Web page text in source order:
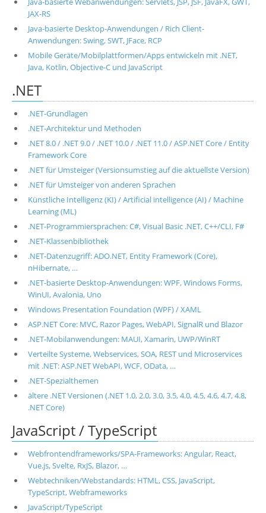
JAX-RS
Java-basierte Desktop-Anwendungen / Rich Client-
Anwendungen: Swing, SWT, JFace, RCP
Mobile Geräte/Mobilplattformen/Apps entwickeln mit .NET,
Java, Kotlin, Objective-C und JavaScript
.NET
.NET-Grundlagen
.NET-Architektur und Methoden
.NET 8.0 / .NET 9.0 / .NET 10.0 / .NET 11.0 / ASP.NET Core / Entity
Framework Core
.NET für Umsteiger (Versionsumstieg auf die aktuellste Version)
.NET für Umsteiger von anderen Sprachen
Künstliche Intelligenz (KI) / Artificial intelligence (AI) / Machine
Learning (ML)
.NET-Programmiersprachen: C#, Visual Basic .NET, C++/CLI, F#
.NET-Klassenbibliothek
.NET-Datenzugriff: ADO.NET, Entity Framework (Core),
nHibernate, …
.NET-basierte Desktop-Anwendungen: WPF, Windows Forms,
WinUI, Avalonia, Uno
Windows Presentation Foundation (WPF) / XAML
ASP.NET Core: MVC, Razor Pages, WebAPI, SignalR und Blazor
.NET-Mobilanwendungen: MAUI, Xamarin, UWP/WinRT
Verteilte Systeme, Webservices, SOA, REST und Microservices
mit .NET: ASP.NET WebAPI, WCF, OData, …
.NET-Spezialthemen
ältere .NET Versionen (.NET 1.0, 2.0, 3.0, 3.5, 4.0, 4.5, 4.6, 4.7, 4.8,
.NET Core)
JavaScript / TypeScript
Webfrontendframeworks/SPA-Frameworks: Angular, React,
Vue.js, Svelte, RxJS, Blazor, …
Webtechniken/Webstandards: HTML, CSS, JavaScript,
TypeScript, Webframeworks
JavaScript/TypeScript